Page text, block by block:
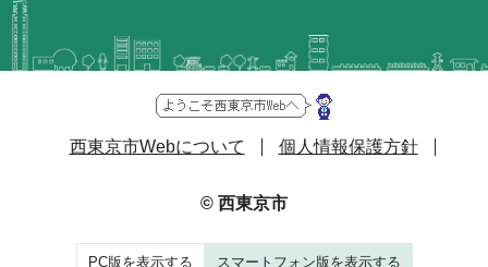
西東京市Webについて 個人情報保護方針
© 西東京市
PC版を表示する スマートフォン版を表示する